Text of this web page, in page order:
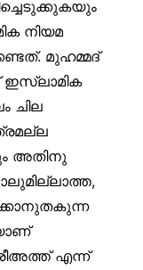
നിയമ
മുഹമ്മദ്
ഇസ്‌ലാമിക
ചില
അതിനു
എന്ന്